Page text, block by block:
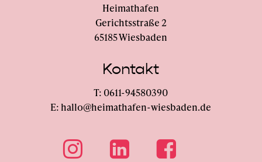
Heimathafen
Gerichtsstraße 2
65185 Wiesbaden
Kontakt
T: 0611-94580390
E: hallo@heimathafen-wiesbaden.de